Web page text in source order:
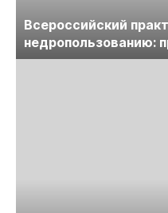
Всероссийский
недропользованию:
лицензирования,